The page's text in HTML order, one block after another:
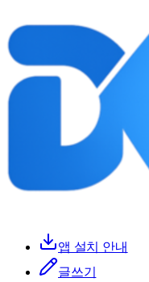
앱 설치 안내
글쓰기